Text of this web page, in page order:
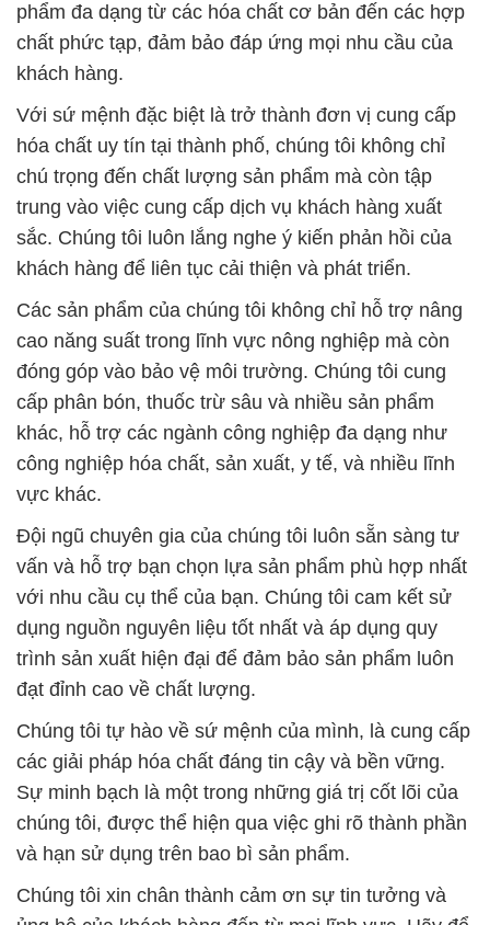
phẩm đa dạng từ các hóa chất cơ bản đến các hợp
chất phức tạp, đảm bảo đáp ứng mọi nhu cầu của
khách hàng.
Với sứ mệnh đặc biệt là trở thành đơn vị cung cấp
hóa chất uy tín tại thành phố, chúng tôi không chỉ
chú trọng đến chất lượng sản phẩm mà còn tập
trung vào việc cung cấp dịch vụ khách hàng xuất
sắc. Chúng tôi luôn lắng nghe ý kiến phản hồi của
khách hàng để liên tục cải thiện và phát triển.
Các sản phẩm của chúng tôi không chỉ hỗ trợ nâng
cao năng suất trong lĩnh vực nông nghiệp mà còn
đóng góp vào bảo vệ môi trường. Chúng tôi cung
cấp phân bón, thuốc trừ sâu và nhiều sản phẩm
khác, hỗ trợ các ngành công nghiệp đa dạng như
công nghiệp hóa chất, sản xuất, y tế, và nhiều lĩnh
vực khác.
Đội ngũ chuyên gia của chúng tôi luôn sẵn sàng tư
vấn và hỗ trợ bạn chọn lựa sản phẩm phù hợp nhất
với nhu cầu cụ thể của bạn. Chúng tôi cam kết sử
dụng nguồn nguyên liệu tốt nhất và áp dụng quy
trình sản xuất hiện đại để đảm bảo sản phẩm luôn
đạt đỉnh cao về chất lượng.
Chúng tôi tự hào về sứ mệnh của mình, là cung cấp
các giải pháp hóa chất đáng tin cậy và bền vững.
Sự minh bạch là một trong những giá trị cốt lõi của
chúng tôi, được thể hiện qua việc ghi rõ thành phần
và hạn sử dụng trên bao bì sản phẩm.
Chúng tôi xin chân thành cảm ơn sự tin tưởng và